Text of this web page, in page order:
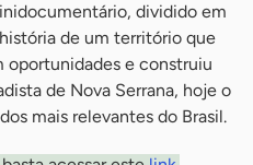
dividido em
de um território que
e construiu
de Nova Serrana, hoje o
mais relevantes do Brasil.